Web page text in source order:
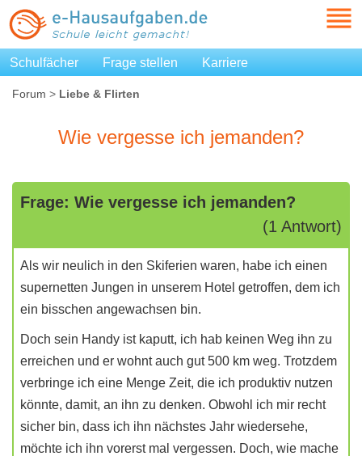
Schulfächer Frage stellen Karriere
Forum > Liebe & Flirten
Wie vergesse ich jemanden?
Frage: Wie vergesse ich jemanden?
(1 Antwort)
Als wir neulich in den Skiferien waren, habe ich einen
supernetten Jungen in unserem Hotel getroffen, dem ich
ein bisschen angewachsen bin.
Doch sein Handy ist kaputt, ich hab keinen Weg ihn zu
erreichen und er wohnt auch gut 500 km weg. Trotzdem
verbringe ich eine Menge Zeit, die ich produktiv nutzen
könnte, damit, an ihn zu denken. Obwohl ich mir recht
sicher bin, dass ich ihn nächstes Jahr wiedersehe,
möchte ich ihn vorerst mal vergessen. Doch, wie mache